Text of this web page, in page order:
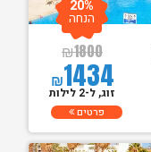
₪1800
₪1434
20%
הנחה
זוג, ל-2 לילות
פרטים